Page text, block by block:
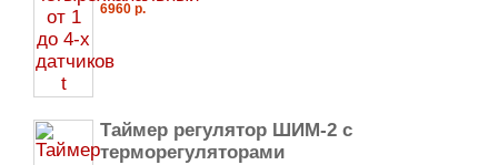
6960 р.
Таймер регулятор ШИМ-2 с
терморегуляторами